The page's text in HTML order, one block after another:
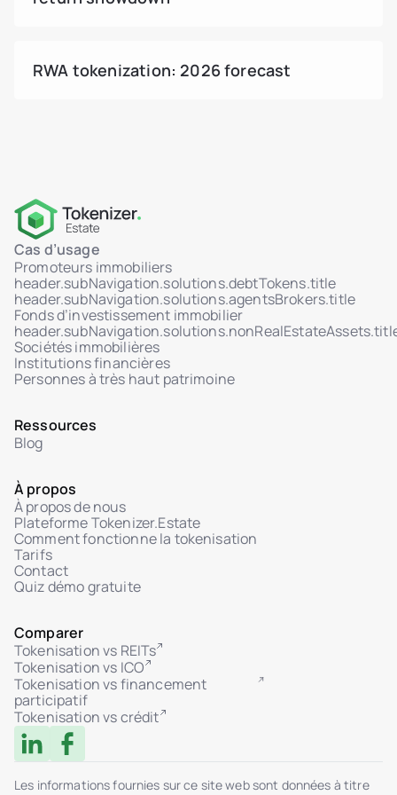
RWA tokenization: 2026 forecast
Cas d’usage
Promoteurs immobiliers
header.subNavigation.solutions.debtTokens.title
header.subNavigation.solutions.agentsBrokers.title
Fonds d’investissement immobilier
Sociétés immobilières
Institutions financières
Personnes à très haut patrimoine
Ressources
Blog
À propos
À propos de nous
Plateforme Tokenizer.Estate
Comment fonctionne la tokenisation
Tarifs
Contact
Quiz démo gratuite
Comparer
Tokenisation vs REITs
Tokenisation vs ICO
Tokenisation vs financement
participatif
Tokenisation vs crédit
Les informations fournies sur ce site web sont données à titre